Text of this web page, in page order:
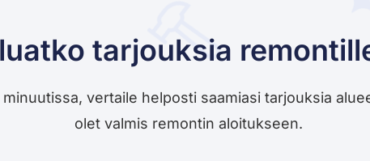
tarjouksia
vertaile helposti saamiasi tarjouksia
olet valmis remontin aloitukseen.